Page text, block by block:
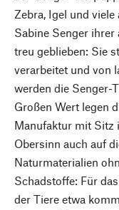
Zebra, Igel und
Sabine Senger
treu geblieben: Sie
verarbeitet und von
werden die Senger-
Großen Wert legen
Manufaktur mit Sitz
Obersinn auch auf
Naturmaterialien
Schadstoffe: Für
der Tiere etwa